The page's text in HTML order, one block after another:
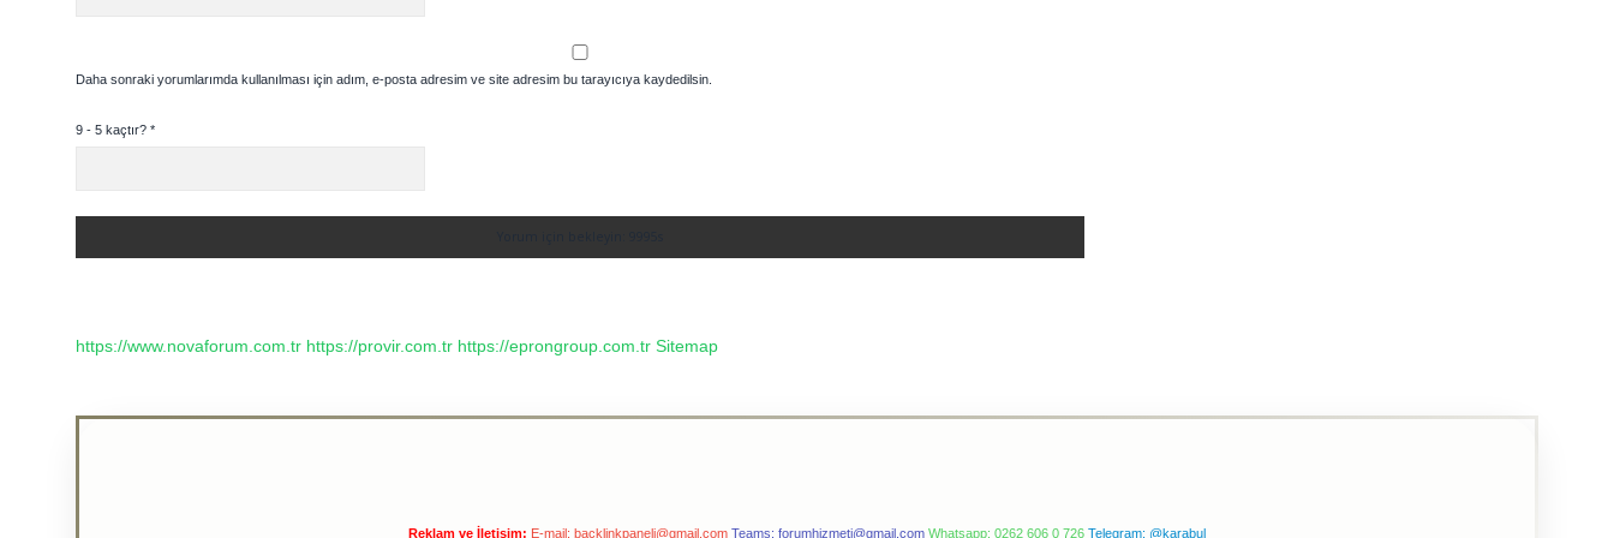
Daha sonraki yorumlarımda kullanılması için adım, e-posta adresim ve site adresim bu tarayıcıya kaydedilsin.
9 - 5 kaçtır? *
https://www.novaforum.com.tr https://provir.com.tr https://eprongroup.com.tr Sitemap
Reklam ve İletişim: E-mail: backlinkpaneli@gmail.com Teams: forumhizmeti@gmail.com Whatsapp: 0262 606 0 726 Telegram: @karabul